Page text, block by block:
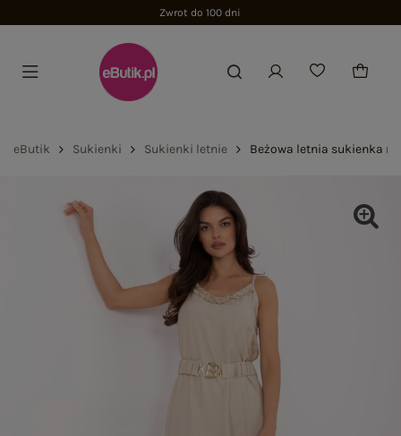
Zwrot do 100 dni
eButik Sukienki Sukienki letnie Beżowa letnia sukienka